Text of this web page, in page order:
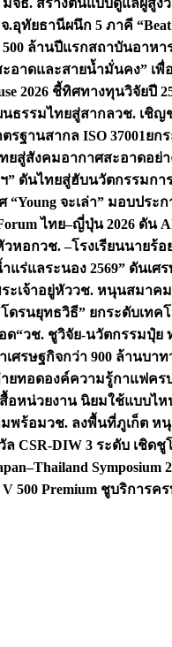
จธ. สร้างต้นแบบดูแลผู้สูง
.อุทัยธานีผนึก 5 ภาคี
ล้านปีแรกสถาบันอาหา
อาดและสายน้ำมั่นคง”
2026 ชี้ทิศทางทุนวิจัย
ธรรมไทยสู่สากลวช. เชิญ
ฐานสากล ISO 37001ย
ยสู่สังคมอากาศสะอาดอย่า
ฯ” ดันไทยสู่ฮับนวัตกรรมก
จะเล่า” มอบประ
ไทย–ญี่ปุ่น 2026 ดั
วหอกวช. –โรงเรียนนายร้
ร่แลระนอง 2569” ดันเศ
ะเจ้าอยู่หัววช. หนุนสมาคม
รนยุทธวิธี” ยกระดับเทค
ด“วช. ชูวิจัย-นวัตกรรมปุ๋ย
ศรษฐกิจกว่า 900 ล้านบาท
ยทอดองค์ความรู้กาแฟค
สื้อหน่วยงาน นิยมใช้แบบไ
มพร้อมวช. ลงพื้นที่ภูเก็ต ห
CSR-DIW 3 ระดับ เชิ
V 500 Premium ชูบริการ